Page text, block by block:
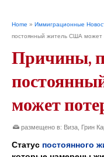
Home » Иммиграционные
постоянный житель США может
Причины,
может
размещено в: Виза Грин
Статус постоянного